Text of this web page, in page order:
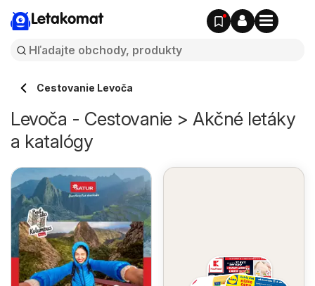
Letakomat
Cestovanie Levoča
Levoča - Cestovanie > Akčné letáky
a katalógy